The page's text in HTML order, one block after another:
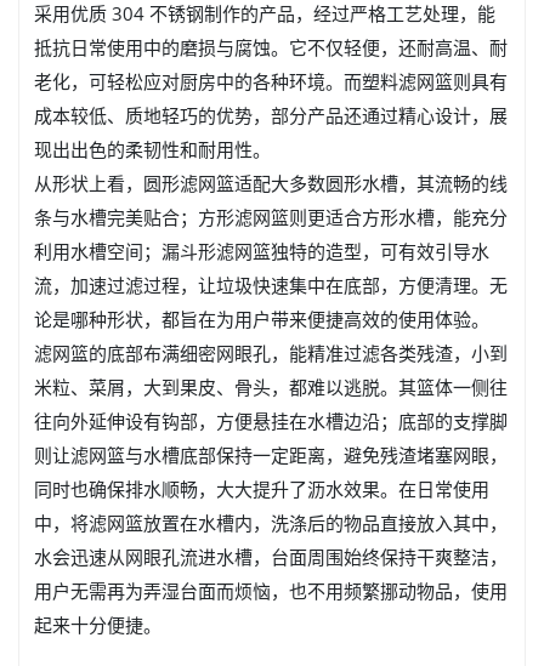
采用优质 304 不锈钢制作的产品，经过严格工艺处理，能
抵抗日常使用中的磨损与腐蚀。它不仅轻便，还耐高温、耐
老化，可轻松应对厨房中的各种环境。而塑料滤网篮则具有
成本较低、质地轻巧的优势，部分产品还通过精心设计，展
现出出色的柔韧性和耐用性。
从形状上看，圆形滤网篮适配大多数圆形水槽，其流畅的线
条与水槽完美贴合；方形滤网篮则更适合方形水槽，能充分
利用水槽空间；漏斗形滤网篮独特的造型，可有效引导水
流，加速过滤过程，让垃圾快速集中在底部，方便清理。无
论是哪种形状，都旨在为用户带来便捷高效的使用体验。
滤网篮的底部布满细密网眼孔，能精准过滤各类残渣，小到
米粒、菜屑，大到果皮、骨头，都难以逃脱。其篮体一侧往
往向外延伸设有钩部，方便悬挂在水槽边沿；底部的支撑脚
则让滤网篮与水槽底部保持一定距离，避免残渣堵塞网眼，
同时也确保排水顺畅，大大提升了沥水效果。在日常使用
中，将滤网篮放置在水槽内，洗涤后的物品直接放入其中，
水会迅速从网眼孔流进水槽，台面周围始终保持干爽整洁，
用户无需再为弄湿台面而烦恼，也不用频繁挪动物品，使用
起来十分便捷。